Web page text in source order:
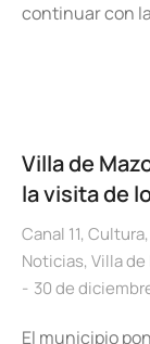
continuar con
Villa de
la visita de
Canal 11, Cultura,
Noticias, Villa de
30 de
El municipio